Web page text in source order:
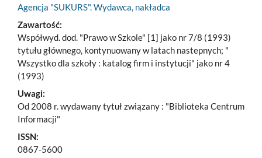
Agencja "SUKURS". Wydawca, nakładca
Zawartość:
Współwyd. dod. "Prawo w Szkole" [1] jako nr 7/8 (1993)
tytułu głównego, kontynuowany w latach nastepnych; "
Wszystko dla szkoły : katalog firm i instytucji" jako nr 4
(1993)
Uwagi:
Od 2008 r. wydawany tytuł związany : "Biblioteka Centrum
Informacji"
ISSN:
0867-5600